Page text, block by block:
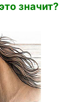
значит?